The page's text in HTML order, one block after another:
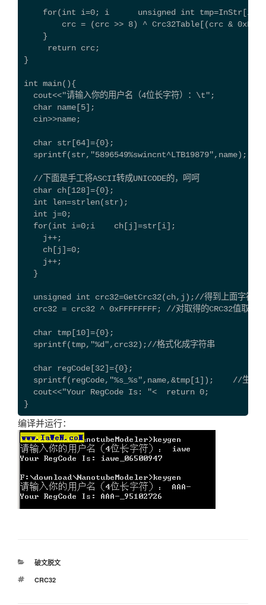
for(int i=0; i unsigned int tmp=InStr[i];
crc = (crc >> 8) ^ Crc32Table[(crc & 0xFF)
}
return crc;
}
int main(){
cout<<"请输入你的用户名（4位长字符）：\t";
char name[5];
cin>>name;
char str[64]={0};
sprintf(str,"5896549%swincnt^LTB19879",name);
//下面是手工将ASCII转成UNICODE的，呵呵
char ch[128]={0};
int len=strlen(str);
int j=0;
for(int i=0;i ch[j]=str[i];
j++;
ch[j]=0;
j++;
}
unsigned int crc32=GetCrc32(ch,j);//得到上面字符串的
crc32 = crc32 ^ 0xFFFFFFFF; //对取得的CRC32值取反
char tmp[10]={0};
sprintf(tmp,"%d",crc32);//格式化成字符串
char regCode[32]={0};
sprintf(regCode,"%s_%s",name,&tmp[1]);    //生成并
cout<<"Your RegCode Is: "< return 0;
}
编译并运行：
分
破文脱文
标
CRC32